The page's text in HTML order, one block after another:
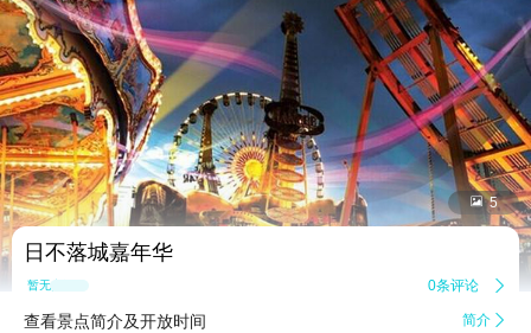
 5
日不落城嘉年华
暂无点评 0条评论 
查看景点简介及开放时间 简介 
